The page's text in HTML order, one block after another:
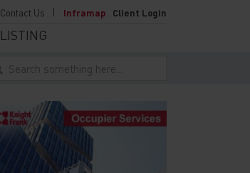
Contact Us Inframap Client Login
LISTING
Search something here...